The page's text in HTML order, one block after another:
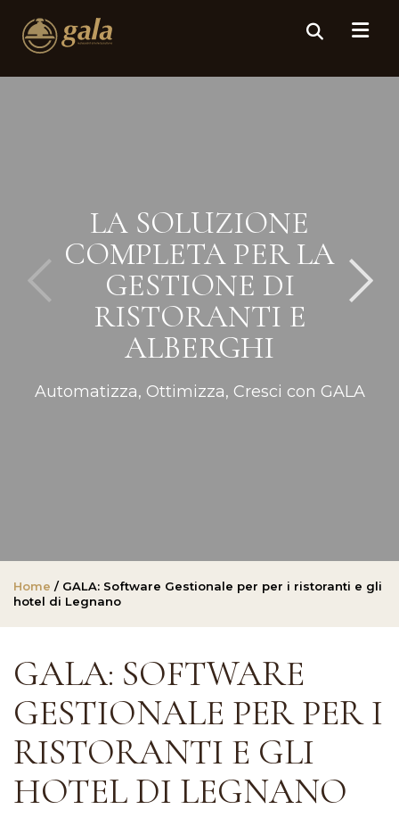
LA SOLUZIONE
COMPLETA PER LA
GESTIONE DI
RISTORANTI E
ALBERGHI
Automatizza, Ottimizza, Cresci con GALA
Home / GALA: Software Gestionale per per i ristoranti e gli
hotel di Legnano
GALA: SOFTWARE
GESTIONALE PER PER I
RISTORANTI E GLI
HOTEL DI LEGNANO